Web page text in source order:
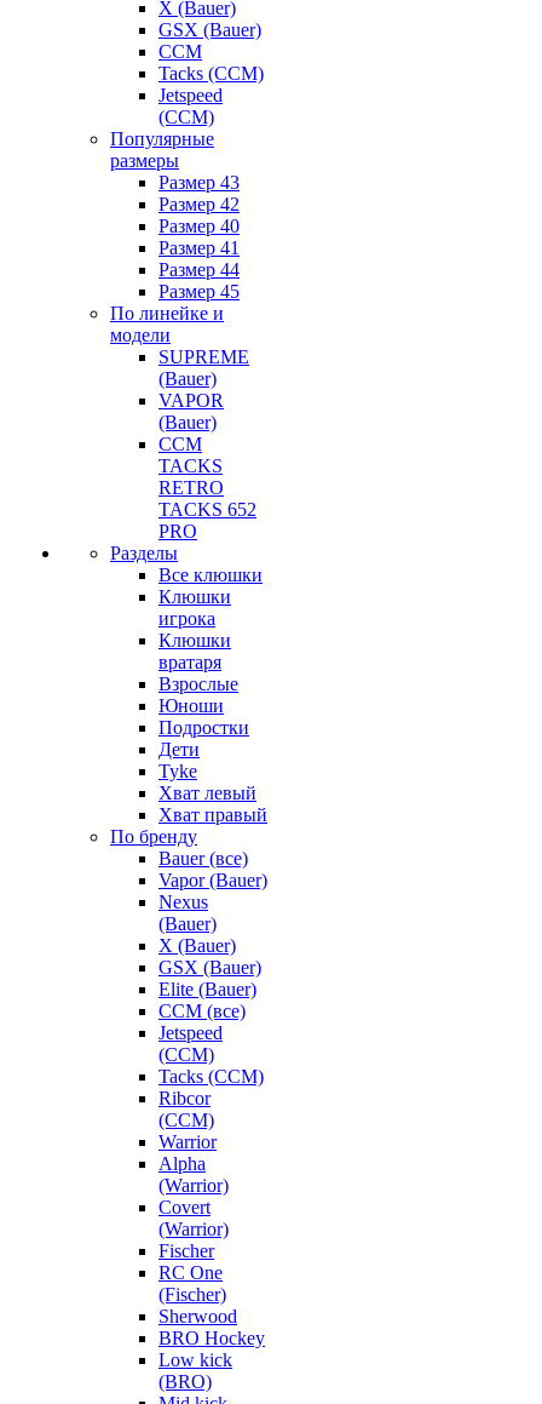
X (Bauer)
GSX (Bauer)
CCM
Tacks (CCM)
Jetspeed
(CCM)
Популярные
размеры
Размер 43
Размер 42
Размер 40
Размер 41
Размер 44
Размер 45
По линейке и
модели
SUPREME
(Bauer)
VAPOR
(Bauer)
CCM
TACKS
RETRO
TACKS 652
PRO
Разделы
Все клюшки
Клюшки
игрока
Клюшки
вратаря
Взрослые
Юноши
Подростки
Дети
Tyke
Хват левый
Хват правый
По бренду
Bauer (все)
Vapor (Bauer)
Nexus
(Bauer)
X (Bauer)
GSX (Bauer)
Elite (Bauer)
CCM (все)
Jetspeed
(CCM)
Tacks (CCM)
Ribcor
(CCM)
Warrior
Alpha
(Warrior)
Covert
(Warrior)
Fischer
RC One
(Fischer)
Sherwood
BRO Hockey
Low kick
(BRO)